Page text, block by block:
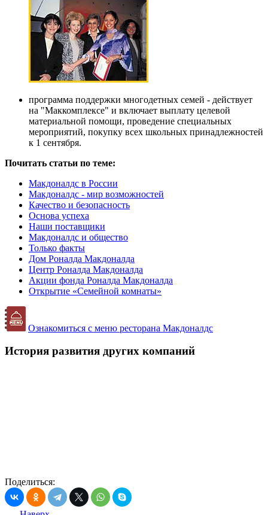
программа поддержки многодетных семей - действует
на "Маккомплексе" и включает выплату целевой
материальной помощи, проведение специальных
мероприятий, покупку всех школьных принадлежностей
к 1 сентября.
Почитать статьи по теме:
Макдоналдс в России
Макдоналдс - мир возможностей
Качество и безопасность
Основа успеха
Наши поставщики
Макдоналдс и общество
Только факты
Дом Роналда Макдоналда
Центр Роналда Макдоналда
Акции фонда Роналда Макдоналда
Открытие «Семейной комнаты»
Ознакомиться с меню ресторана Макдоналдс
История развития других компаний
Поделиться: